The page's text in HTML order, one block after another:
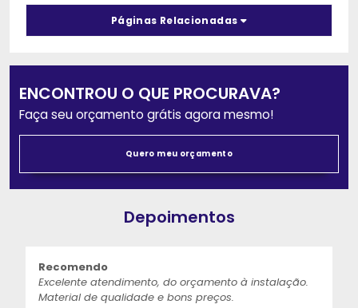
Páginas Relacionadas
ENCONTROU O QUE PROCURAVA?
Faça seu orçamento grátis agora mesmo!
Quero meu orçamento
Depoimentos
Recomendo
Excelente atendimento, do orçamento à instalação.
Material de qualidade e bons preços.